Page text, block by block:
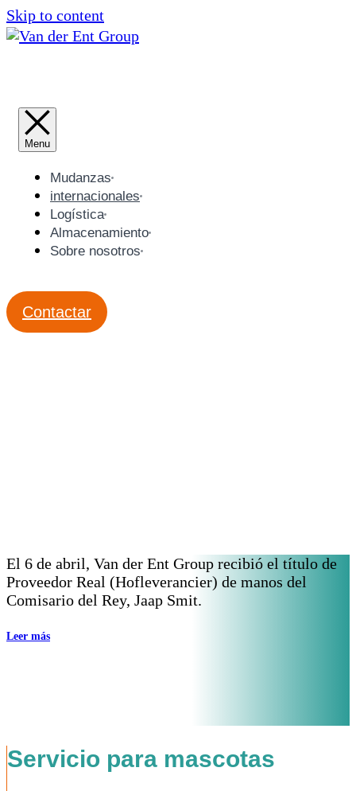
Skip to content
Mudanzas
internacionales
Logística
Almacenamiento
Sobre nosotros
Contactar
El 6 de abril, Van der Ent Group recibió el título de
Proveedor Real (Hofleverancier) de manos del
Comisario del Rey, Jaap Smit.
Leer más
Servicio para mascotas